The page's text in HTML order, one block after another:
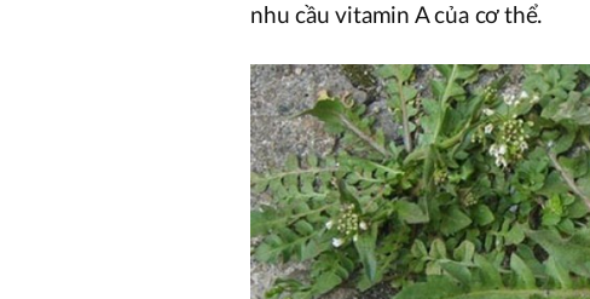
nhu cầu vitamin A của cơ thể.